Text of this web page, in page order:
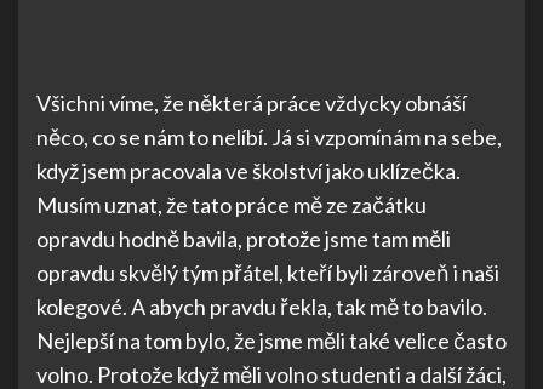
Všichni víme, že některá práce vždycky obnáší
něco, co se nám to nelíbí. Já si vzpomínám na sebe,
když jsem pracovala ve školství jako uklízečka.
Musím uznat, že tato práce mě ze začátku
opravdu hodně bavila, protože jsme tam měli
opravdu skvělý tým přátel, kteří byli zároveň i naši
kolegové. A abych pravdu řekla, tak mě to bavilo.
Nejlepší na tom bylo, že jsme měli také velice často
volno. Protože když měli volno studenti a další žáci,